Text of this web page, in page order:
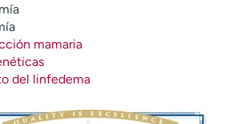
mamaria
del linfedema